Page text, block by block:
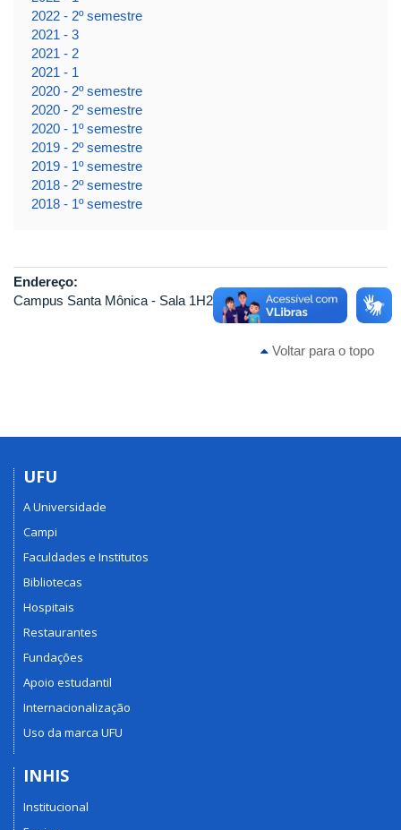
2022 - 2º semestre
2021 - 3
2021 - 2
2021 - 1
2020 - 2º semestre
2020 - 2º semestre
2020 - 1º semestre
2019 - 2º semestre
2019 - 1º semestre
2018 - 2º semestre
2018 - 1º semestre
Endereço:
Campus Santa Mônica - Sala 1H229B
Voltar para o topo
UFU
A Universidade
Campi
Faculdades e Institutos
Bibliotecas
Hospitais
Restaurantes
Fundações
Apoio estudantil
Internacionalização
Uso da marca UFU
INHIS
Institucional